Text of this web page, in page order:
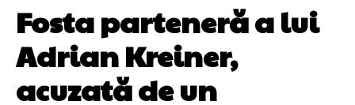
Fosta parteneră a lui
Adrian Kreiner,
acuzată de un